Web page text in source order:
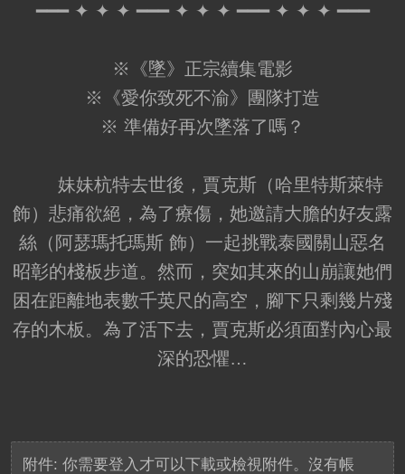
━━━ ✦ ✦ ✦ ━━━ ✦ ✦ ✦ ━━━ ✦ ✦ ✦ ━━━
※《墜》正宗續集電影
※《愛你致死不渝》團隊打造
※ 準備好再次墜落了嗎？
妹妹杭特去世後，賈克斯（哈里特斯萊特
飾）悲痛欲絕，為了療傷，她邀請大膽的好友露
絲（阿瑟瑪托瑪斯 飾）一起挑戰泰國關山惡名
昭彰的棧板步道。然而，突如其來的山崩讓她們
困在距離地表數千英尺的高空，腳下只剩幾片殘
存的木板。為了活下去，賈克斯必須面對內心最
深的恐懼…
附件: 你需要登入才可以下載或檢視附件。沒有帳